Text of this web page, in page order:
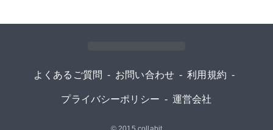
よくあるご質問 - お問い合わせ - 利用規約 -
プライバシーポリシー - 運営会社